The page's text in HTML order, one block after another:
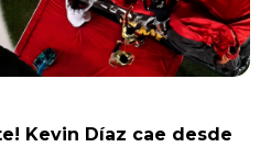
Kevin Díaz cae desde